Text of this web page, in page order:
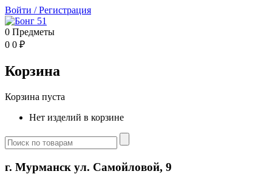
Войти /Регистрация
0 Предметы
0 0 ₽
Корзина
Корзина пуста
Нет изделий в корзине
г. Мурманск ул. Самойловой, 9